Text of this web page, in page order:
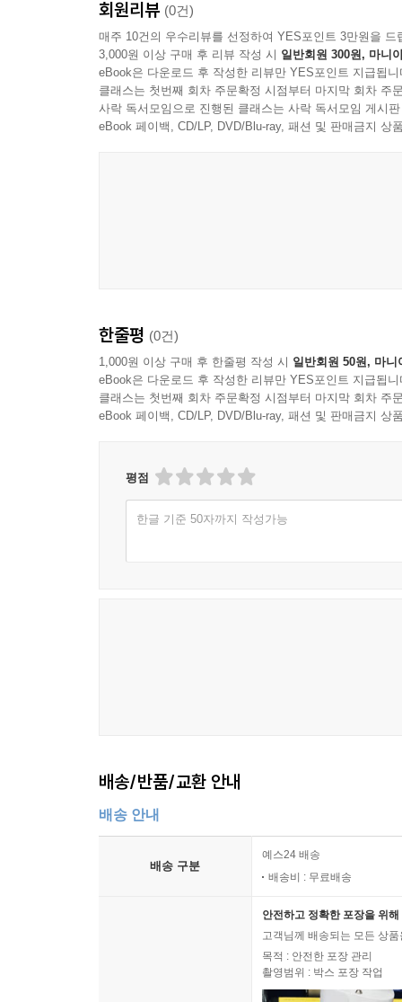
회원리뷰 (0건)
매주 10건의 우수리뷰를 선정하여 YES포인트 3만원을 드
3,000원 이상 구매 후 리뷰 작성 시 일반회원 300원, 마니
eBook은 다운로드 후 작성한 리뷰만 YES포인트 지급됩니
클래스는 첫번째 회차 주문확정 시점부터 마지막 회차 주
사락 독서모임으로 진행된 클래스는 사락 독서모임 게시
eBook 페이백, CD/LP, DVD/Blu-ray, 패션 및 판매금지 상
한줄평 (0건)
1,000원 이상 구매 후 한줄평 작성 시 일반회원 50원, 마니
eBook은 다운로드 후 작성한 리뷰만 YES포인트 지급됩니
클래스는 첫번째 회차 주문확정 시점부터 마지막 회차 주
eBook 페이백, CD/LP, DVD/Blu-ray, 패션 및 판매금지 상
평점
한글 기준 50자까지 작성가능
배송/반품/교환 안내
배송 안내
배송 구분
예스24 배송
배송비 : 무료배송
안전하고 정확한 포장을 위
고객님께 배송되는 모든 상
목적 : 안전한 포장 관리
촬영범위 : 박스 포장 작업